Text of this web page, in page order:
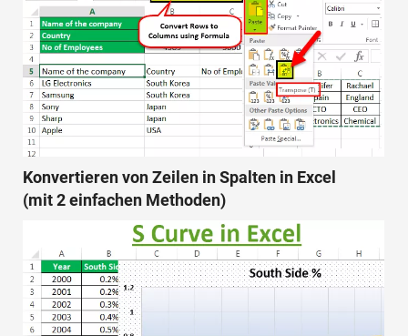
Konvertieren von Zeilen in Spalten in Excel
(mit 2 einfachen Methoden)